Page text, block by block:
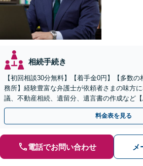
相続手続き
【初回相談30分無料】【着手金0円】【多数
務所】経験豊富な弁護士が依頼者さまの味方
議、不動産相続、遺留分、遺言書の作成など【
料金表を見る
電話でお問い合わせ メ